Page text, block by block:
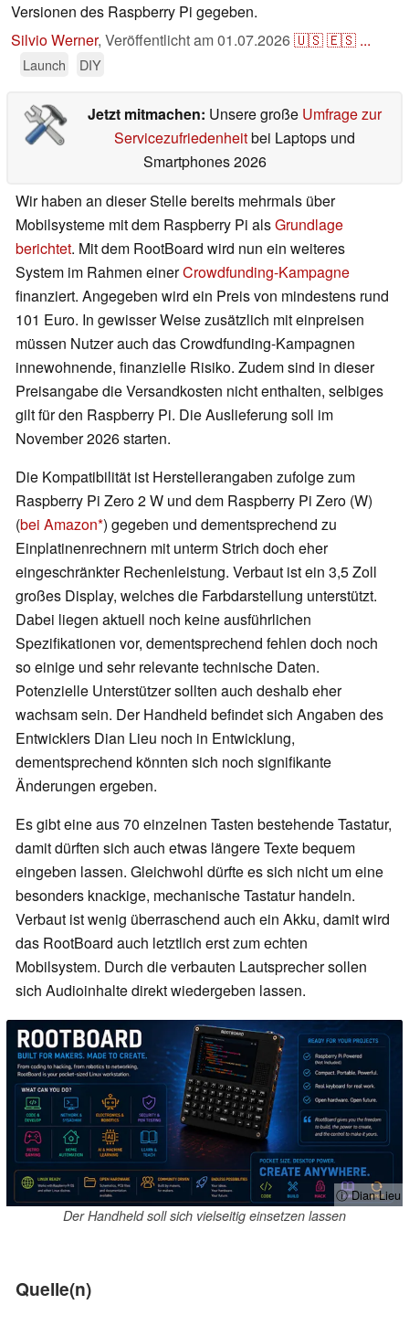
Versionen des Raspberry Pi gegeben.
Silvio Werner, Veröffentlicht am01.07.2026🇺🇸🇪🇸 ...
Launch DIY
Jetzt mitmachen: Unsere große Umfrage zur
Servicezufriedenheitbei Laptops und
Smartphones 2026
Wir haben an dieser Stelle bereits mehrmals über
Mobilsysteme mit dem Raspberry Pi alsGrundlage
berichtet. Mit dem RootBoard wird nun ein weiteres
System im Rahmen einerCrowdfunding-Kampagne
finanziert. Angegeben wird ein Preis von mindestens rund
101 Euro. In gewisser Weise zusätzlich mit einpreisen
müssen Nutzer auch das Crowdfunding-Kampagnen
innewohnende, finanzielle Risiko. Zudem sind in dieser
Preisangabe die Versandkosten nicht enthalten, selbiges
gilt für den Raspberry Pi. Die Auslieferung soll im
November 2026 starten.
Die Kompatibilität ist Herstellerangaben zufolge zum
Raspberry Pi Zero 2 W und dem Raspberry Pi Zero (W)
(bei Amazon ) gegeben und dementsprechend zu
Einplatinenrechnern mit unterm Strich doch eher
eingeschränkter Rechenleistung. Verbaut ist ein 3,5 Zoll
großes Display, welches die Farbdarstellung unterstützt.
Dabei liegen aktuell noch keine ausführlichen
Spezifikationen vor, dementsprechend fehlen doch noch
so einige und sehr relevante technische Daten.
Potenzielle Unterstützer sollten auch deshalb eher
wachsam sein. Der Handheld befindet sich Angaben des
Entwicklers Dian Lieu noch in Entwicklung,
dementsprechend könnten sich noch signifikante
Änderungen ergeben.
Es gibt eine aus 70 einzelnen Tasten bestehende Tastatur,
damit dürften sich auch etwas längere Texte bequem
eingeben lassen. Gleichwohl dürfte es sich nicht um eine
besonders knackige, mechanische Tastatur handeln.
Verbaut ist wenig überraschend auch ein Akku, damit wird
das RootBoard auch letztlich erst zum echten
Mobilsystem. Durch die verbauten Lautsprecher sollen
sich Audioinhalte direkt wiedergeben lassen.
ⓘ Dian Lieu
Der Handheld soll sich vielseitig einsetzen lassen
Quelle(n)